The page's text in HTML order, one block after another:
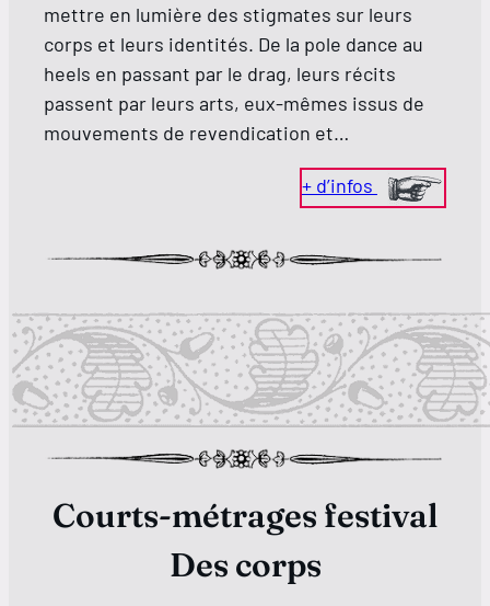
mettre en lumière des stigmates sur leurs
corps et leurs identités. De la pole dance au
heels en passant par le drag, leurs récits
passent par leurs arts, eux-mêmes issus de
mouvements de revendication et…
+ d’infos
Courts-métrages festival
Des corps